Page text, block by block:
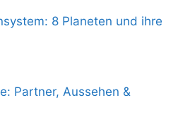
8 Planeten und ihre
Partner, Aussehen &